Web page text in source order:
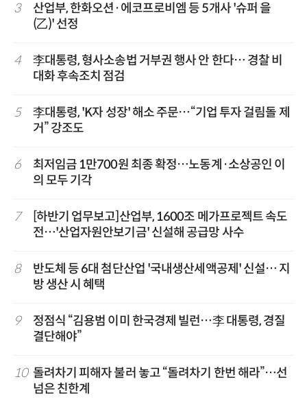
3
산업부, 한화오션·에코프로비엠 등 5개사 '슈퍼 을
(乙)' 선정
4
李대통령, 형사소송법 거부권 행사 안 한다… 경찰 비
대화 후속조치 점검
5
李대통령, 'K자 성장' 해소 주문…“기업 투자 걸림돌 제
거” 강조도
6
최저임금 1만700원 최종 확정…노동계·소상공인 이
의 모두 기각
7
[하반기 업무보고]산업부, 1600조 메가프로젝트 속도
전…'산업자원안보기금' 신설해 공급망 사수
8
반도체 등 6대 첨단산업 '국내생산세액공제' 신설… 지
방 생산 시 혜택
9
정점식 “김용범 이미 한국경제 빌런…李 대통령, 경질
결단해야”
10 돌려차기 피해자 불러 놓고 “돌려차기 한번 해라”…선
넘은 친한계